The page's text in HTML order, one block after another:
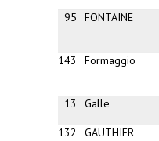
95 FONTAINE
143 Formaggio
13 Galle
132 GAUTHIER